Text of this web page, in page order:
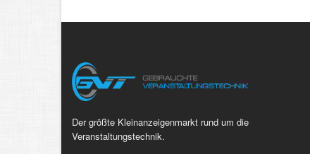
Der größte Kleinanzeigenmarkt rund um die
Veranstaltungstechnik.